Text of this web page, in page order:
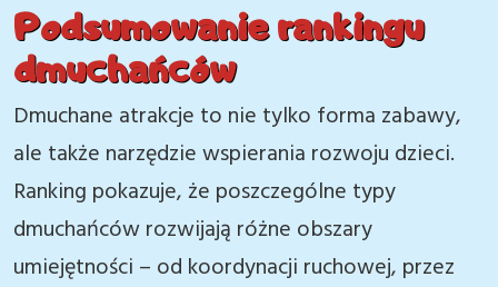
Podsumowanie rankingu
dmuchańców
Dmuchane atrakcje to nie tylko forma zabawy,
ale także narzędzie wspierania rozwoju dzieci.
Ranking pokazuje, że poszczególne typy
dmuchańców rozwijają różne obszary
umiejętności – od koordynacji ruchowej, przez